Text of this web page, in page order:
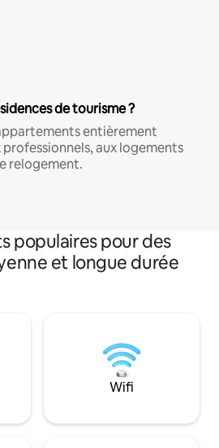
de tourisme ?
entièrement
aux logements
relogement.
populaires pour des
et longue durée
Wifi